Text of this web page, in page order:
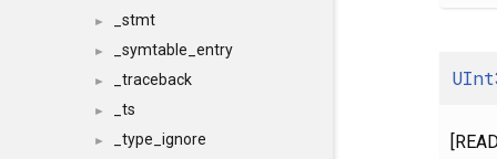
► _stmt
► _symtable_entry
► _traceback
► _ts
► _type_ignore